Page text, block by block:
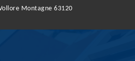
Montagne 63120